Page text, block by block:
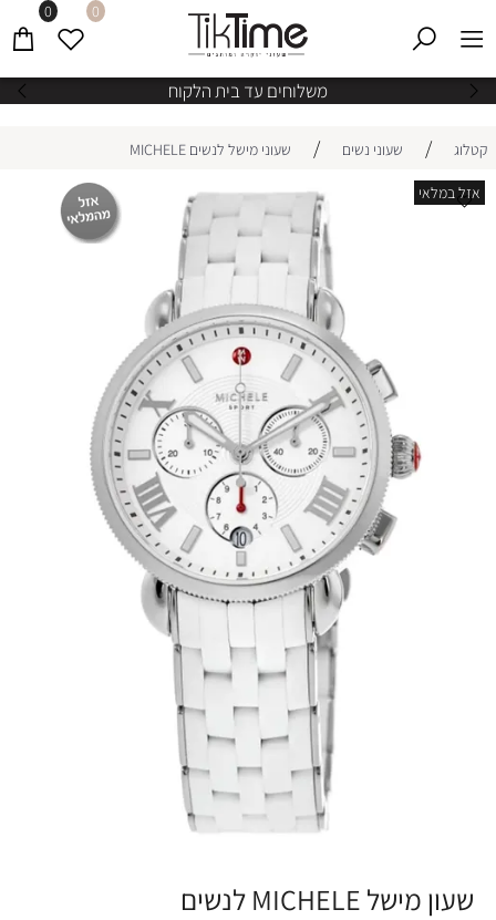
משלוחים עד בית הלקוח
0 0
קטלוג / שעוני נשים / שעוני מישל לנשים MICHELE
אזל במלאי
שעון מישל MICHELE לנשים